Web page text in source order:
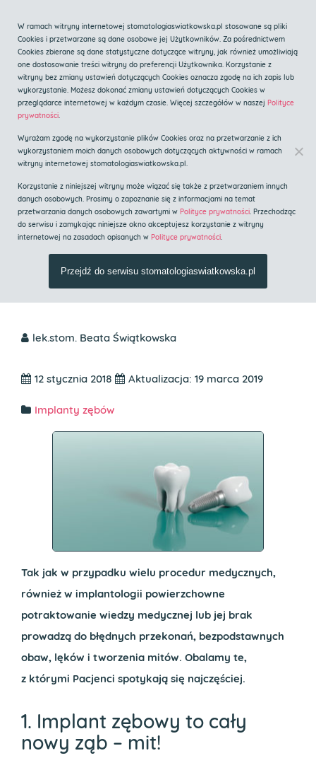
Zadzwoń
Implanty Kraków
Strona główna»Blog»10 najpopularniejszych mitów
o implantach zębów
10 najpopularniejszych mitów
o implantach zębów
lek.stom. Beata Świątkowska
12 stycznia 2018 Aktualizacja: 19 marca 2019
Implanty zębów
Tak jak w przypadku wielu procedur medycznych,
również w implantologii powierzchowne
potraktowanie wiedzy medycznej lub jej brak
prowadzą do błędnych przekonań, bezpodstawnych
obaw, lęków i tworzenia mitów. Obalamy te,
z którymi Pacjenci spotykają się najczęściej.
1. Implant zębowy to cały
nowy ząb – mit!
W ramach witryny internetowej stomatologiaswiatkowska.pl stosowane są pliki
Cookies i przetwarzane są dane osobowe jej Użytkowników. Za pośrednictwem
Cookies zbierane są dane statystyczne dotyczące witryny, jak również umożliwiają
one dostosowanie treści witryny do preferencji Użytkownika. Korzystanie z
witryny bez zmiany ustawień dotyczących Cookies oznacza zgodę na ich zapis lub
wykorzystanie. Możesz dokonać zmiany ustawień dotyczących Cookies w
przeglądarce internetowej w każdym czasie. Więcej szczegółów w naszej Polityce
prywatności.
Wyrażam zgodę na wykorzystanie plików Cookies oraz na przetwarzanie z ich
wykorzystaniem moich danych osobowych dotyczących aktywności w ramach
witryny internetowej stomatologiaswiatkowska.pl.
Korzystanie z niniejszej witryny może wiązać się także z przetwarzaniem innych
danych osobowych. Prosimy o zapoznanie się z informacjami na temat
przetwarzania danych osobowych zawartymi w Polityce prywatności. Przechodząc
do serwisu i zamykając niniejsze okno akceptujesz korzystanie z witryny
internetowej na zasadach opisanych w Polityce prywatności.
Przejdź do serwisu stomatologiaswiatkowska.pl